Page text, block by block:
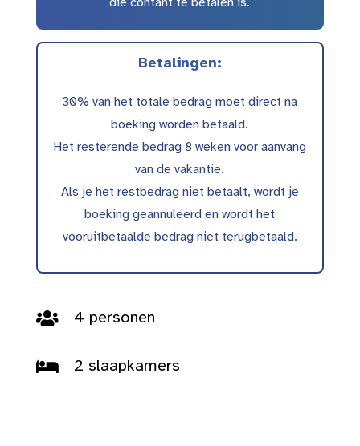
Betalingen:
30% van het totale bedrag moet direct na
boeking worden betaald.
Het resterende bedrag 8 weken voor aanvang
van de vakantie.
Als je het restbedrag niet betaalt, wordt je
boeking geannuleerd en wordt het
vooruitbetaalde bedrag niet terugbetaald.
 4 personen
 2 slaapkamers